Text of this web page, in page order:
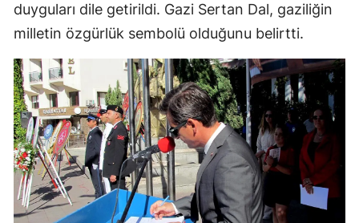
duyguları dile getirildi. Gazi Sertan Dal, gaziliğin
milletin özgürlük sembolü olduğunu belirtti.